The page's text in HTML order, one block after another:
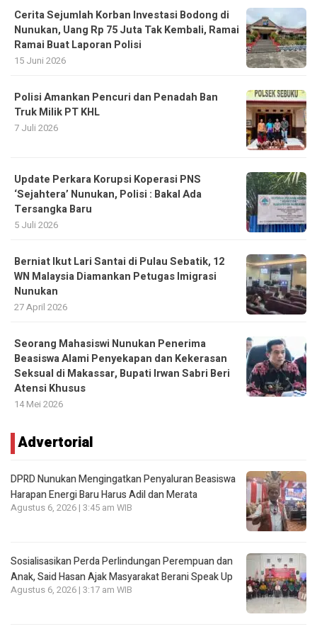
Cerita Sejumlah Korban Investasi Bodong di
Nunukan, Uang Rp 75 Juta Tak Kembali, Ramai
Ramai Buat Laporan Polisi
15 Juni 2026
Polisi Amankan Pencuri dan Penadah Ban
Truk Milik PT KHL
7 Juli 2026
Update Perkara Korupsi Koperasi PNS
‘Sejahtera’ Nunukan, Polisi : Bakal Ada
Tersangka Baru
5 Juli 2026
Berniat Ikut Lari Santai di Pulau Sebatik, 12
WN Malaysia Diamankan Petugas Imigrasi
Nunukan
27 April 2026
Seorang Mahasiswi Nunukan Penerima
Beasiswa Alami Penyekapan dan Kekerasan
Seksual di Makassar, Bupati Irwan Sabri Beri
Atensi Khusus
14 Mei 2026
Advertorial
DPRD Nunukan Mengingatkan Penyaluran Beasiswa
Harapan Energi Baru Harus Adil dan Merata
Agustus 6, 2026 | 3:45 am WIB
Sosialisasikan Perda Perlindungan Perempuan dan
Anak, Said Hasan Ajak Masyarakat Berani Speak Up
Agustus 6, 2026 | 3:17 am WIB